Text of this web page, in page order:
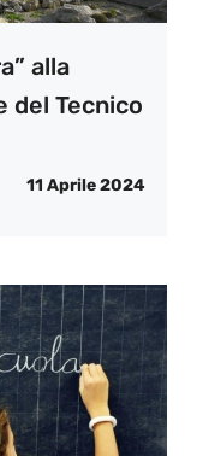
alla
del Tecnico
11 Aprile 2024